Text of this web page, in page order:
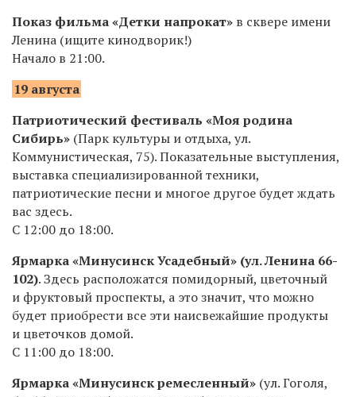
Показ фильма «Детки напрокат» в сквере имени
Ленина (ищите кинодворик!)
Начало в 21:00.
19 августа
Патриотический фестиваль «Моя родина
Сибирь» (Парк культуры и отдыха, ул.
Коммунистическая, 75). Показательные выступления,
выставка специализированной техники,
патриотические песни и многое другое будет ждать
вас здесь.
С 12:00 до 18:00.
Ярмарка «Минусинск Усадебный» (ул. Ленина 66-
102). Здесь расположатся помидорный, цветочный
и фруктовый проспекты, а это значит, что можно
будет приобрести все эти наисвежайшие продукты
и цветочков домой.
С 11:00 до 18:00.
Ярмарка «Минусинск ремесленный» (ул. Гоголя,